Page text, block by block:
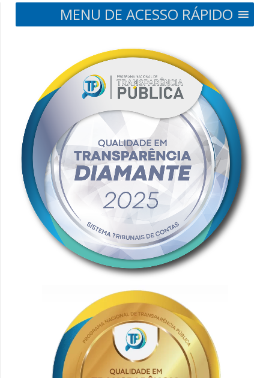
MENU DE ACESSO RÁPIDO